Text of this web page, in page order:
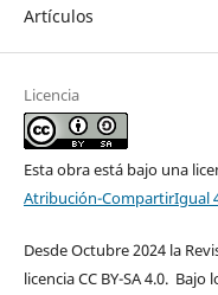
Artículos
Licencia
Esta obra está bajo una
Atribución-CompartirIgual
Desde Octubre 2024 la
licencia CC BY-SA 4.0.